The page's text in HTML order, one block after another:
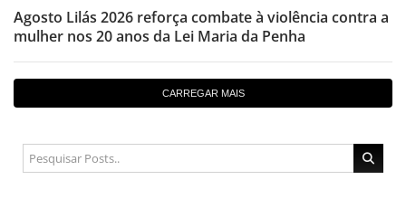
Agosto Lilás 2026 reforça combate à violência contra a
mulher nos 20 anos da Lei Maria da Penha
CARREGAR MAIS